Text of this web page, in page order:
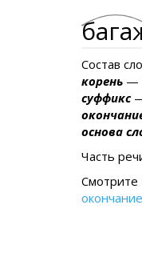
Состав
корень —
суффикс
основа
Часть
Смотрите